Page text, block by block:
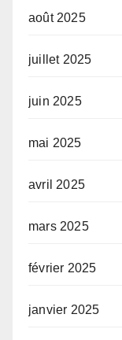
août 2025
juillet 2025
juin 2025
mai 2025
avril 2025
mars 2025
février 2025
janvier 2025